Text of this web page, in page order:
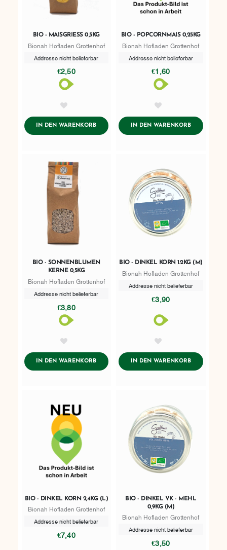
BIO - MAISGRIESS 0,5KG
Bionah Hofladen Grottenhof
Addresse nicht belieferbar
€2,50
IN DEN WARENKORBADDTOCART
BIO - POPCORNMAIS 0,25KG
Bionah Hofladen Grottenhof
Addresse nicht belieferbar
€1,60
IN DEN WARENKORBADDTOCART
BIO - SONNENBLUMEN
KERNE 0,5KG
Bionah Hofladen Grottenhof
Addresse nicht belieferbar
€3,80
IN DEN WARENKORBADDTOCART
BIO - DINKEL KORN 1.2KG (M)
Bionah Hofladen Grottenhof
Addresse nicht belieferbar
€3,90
IN DEN WARENKORBADDTOCART
BIO - DINKEL KORN 2,4KG (L)
Bionah Hofladen Grottenhof
Addresse nicht belieferbar
€7,40
BIO - DINKEL VK - MEHL
0,9KG (M)
Bionah Hofladen Grottenhof
Addresse nicht belieferbar
€3,50